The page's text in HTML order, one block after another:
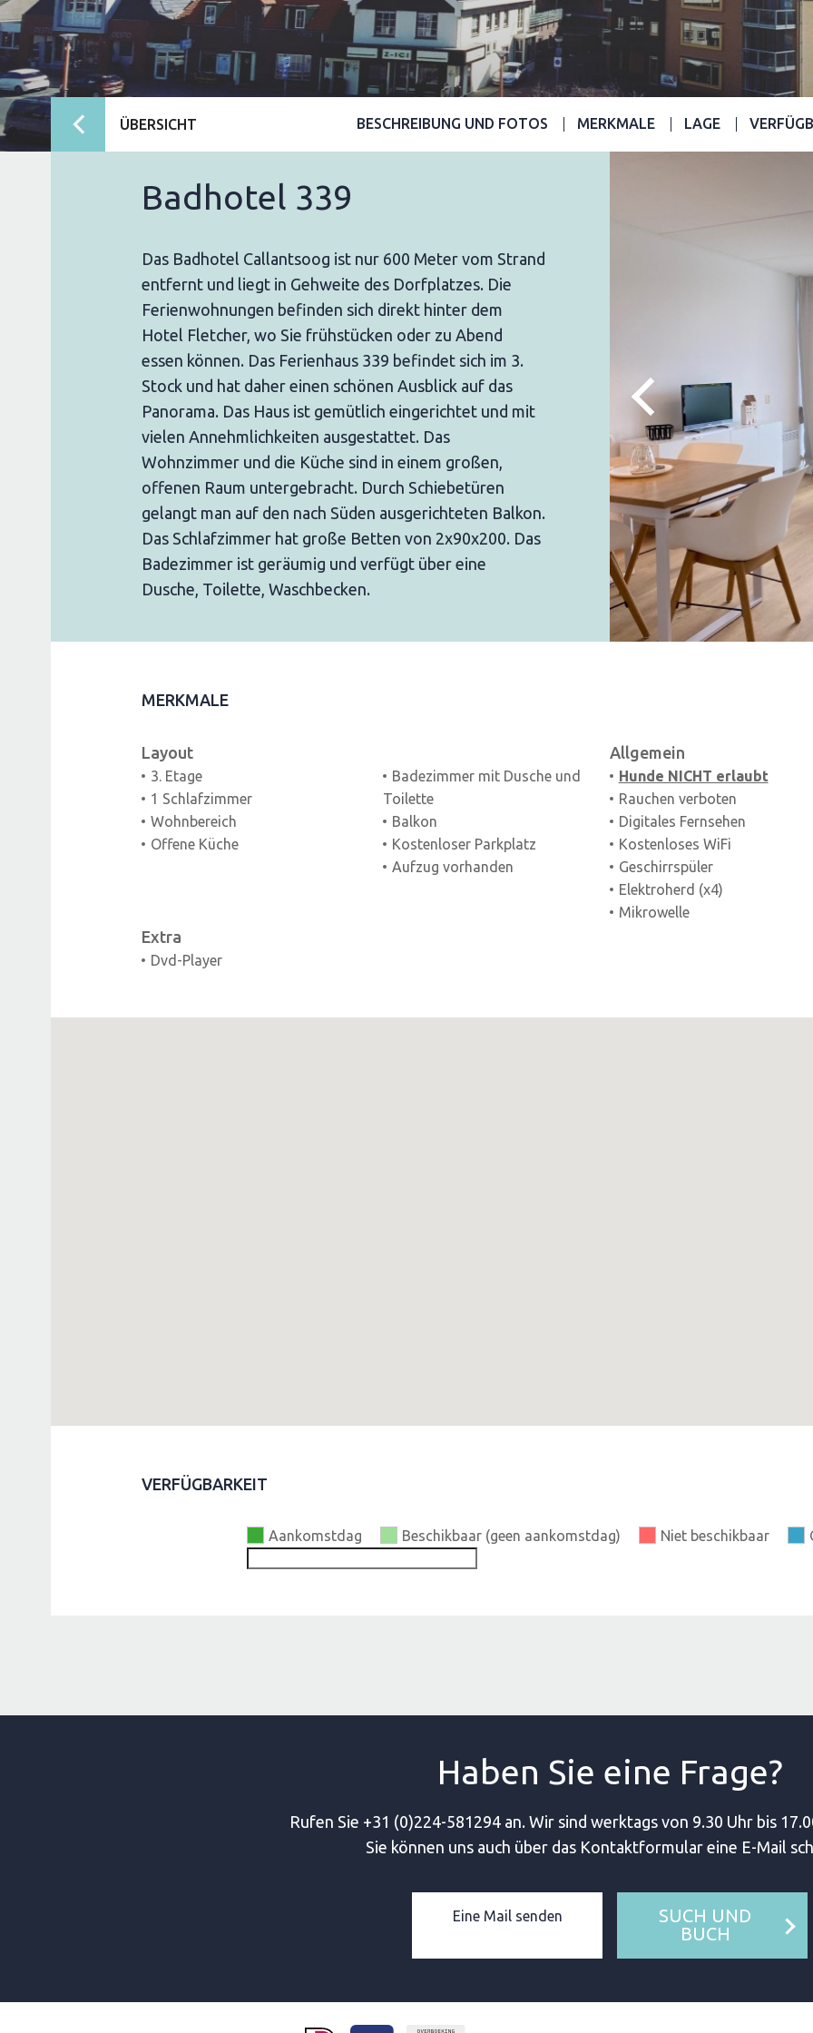
ÜBERSICHT BESCHREIBUNG UND FOTOS MERKMALE LAGE
Badhotel 339
Das Badhotel Callantsoog ist nur 600 Meter vom Strand
entfernt und liegt in Gehweite des Dorfplatzes. Die
Ferienwohnungen befinden sich direkt hinter dem
Hotel Fletcher, wo Sie frühstücken oder zu Abend
essen können. Das Ferienhaus 339 befindet sich im 3.
Stock und hat daher einen schönen Ausblick auf das
Panorama. Das Haus ist gemütlich eingerichtet und mit
vielen Annehmlichkeiten ausgestattet. Das
Wohnzimmer und die Küche sind in einem großen,
offenen Raum untergebracht. Durch Schiebetüren
gelangt man auf den nach Süden ausgerichteten Balkon.
Das Schlafzimmer hat große Betten von 2x90x200. Das
Badezimmer ist geräumig und verfügt über eine
Dusche, Toilette, Waschbecken.
MERKMALE
Layout
3. Etage
1 Schlafzimmer
Wohnbereich
Offene Küche
Badezimmer mit Dusche und
Toilette
Balkon
Kostenloser Parkplatz
Aufzug vorhanden
Allgemein
Hunde NICHT erlaubt
Rauchen verboten
Digitales Fernsehen
Kostenloses WiFi
Geschirrspüler
Elektroherd (x4)
Mikrowelle
Extra
Dvd-Player
VERFÜGBARKEIT
Aankomstdag Beschikbaar (geen aankomstdag) Niet beschikbaar
Haben Sie eine Frage?
Rufen Sie +31 (0)224-581294 an. Wir sind werktags von 9.30 Uhr bis
Sie können uns auch über das Kontaktformular eine E-Mail
Eine Mail senden
SUCH UND
BUCH